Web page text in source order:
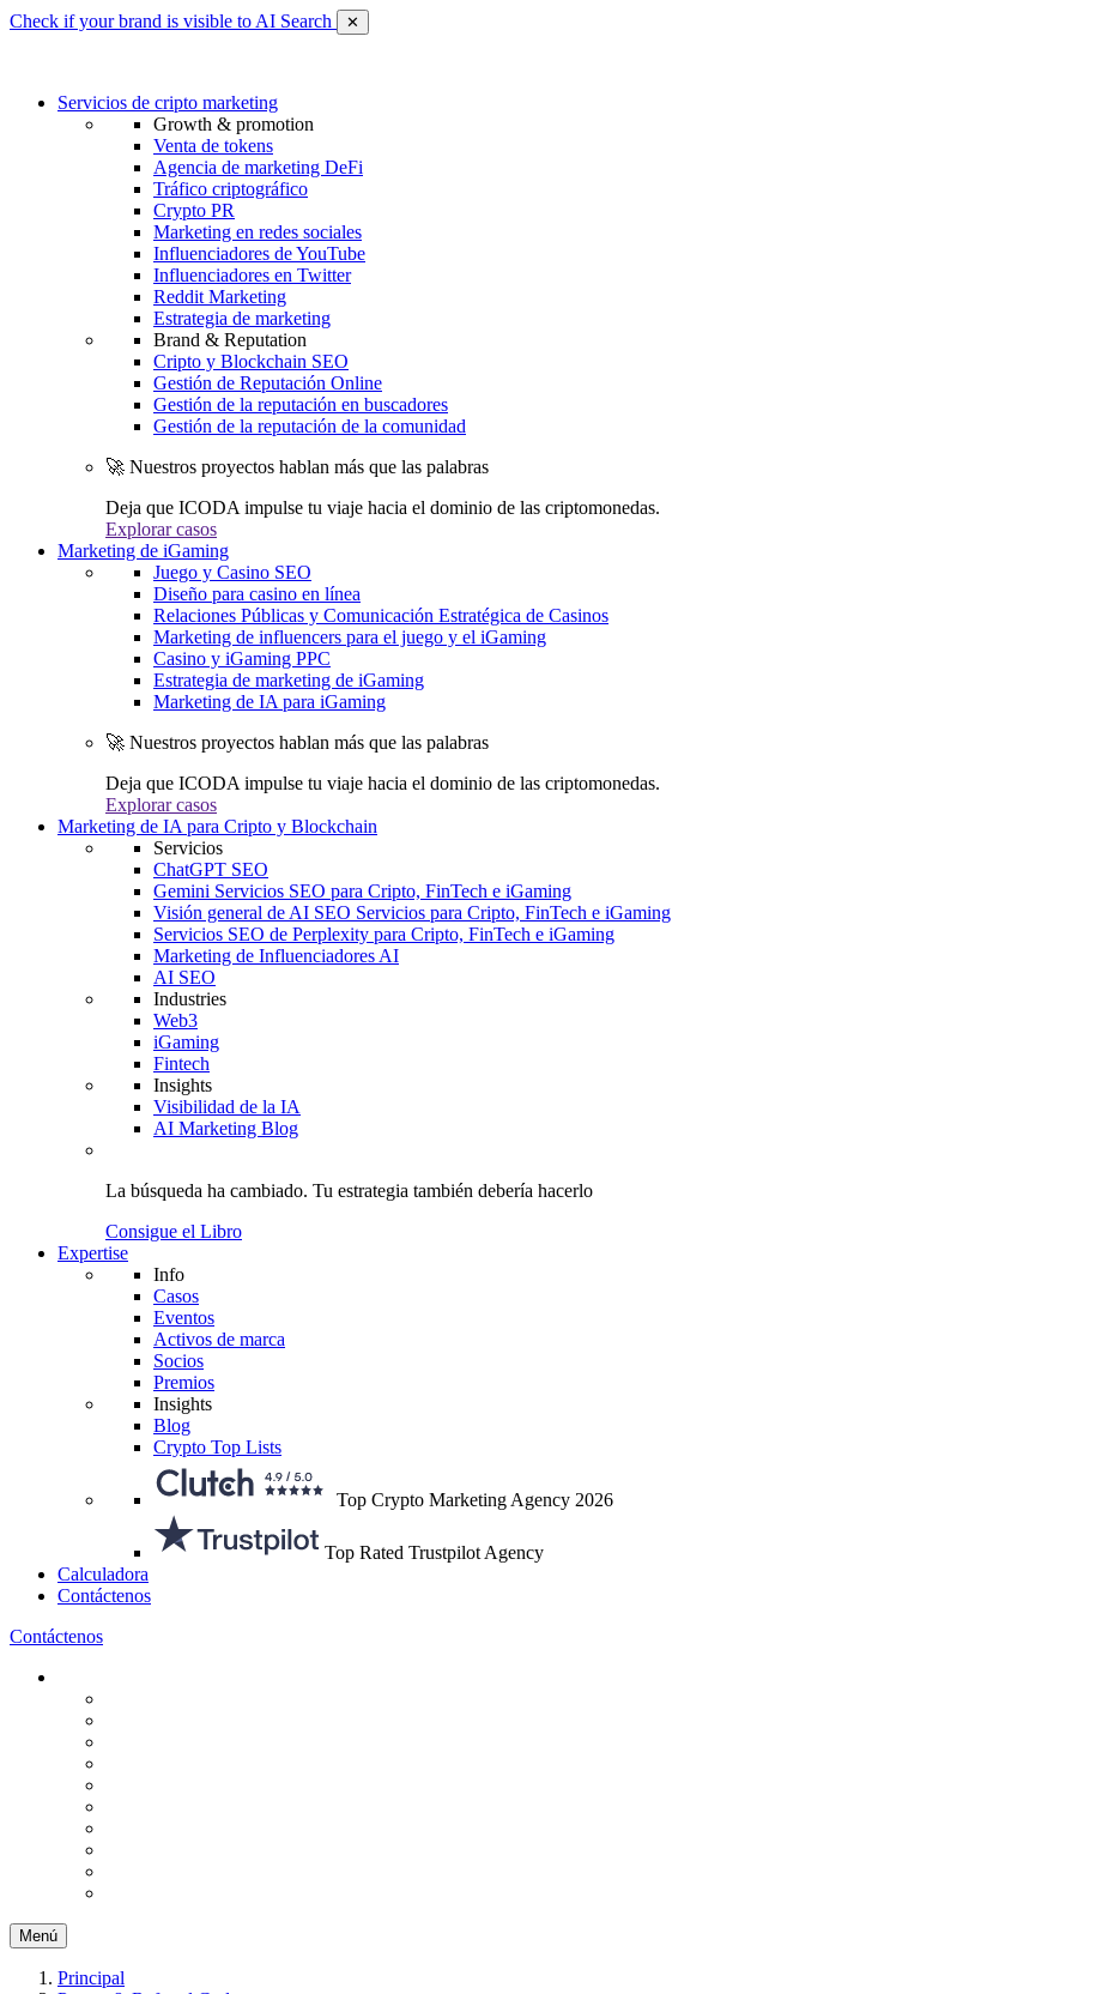
Check if your brand is visible to AI Search ✕
Servicios de cripto marketing
Growth & promotion
Venta de tokens
Agencia de marketing DeFi
Tráfico criptográfico
Crypto PR
Marketing en redes sociales
Influenciadores de YouTube
Influenciadores en Twitter
Reddit Marketing
Estrategia de marketing
Brand & Reputation
Cripto y Blockchain SEO
Gestión de Reputación Online
Gestión de la reputación en buscadores
Gestión de la reputación de la comunidad
🚀 Nuestros proyectos hablan más que las palabras
Deja que ICODA impulse tu viaje hacia el dominio de las criptomonedas.
Explorar casos
Marketing de iGaming
Juego y Casino SEO
Diseño para casino en línea
Relaciones Públicas y Comunicación Estratégica de Casinos
Marketing de influencers para el juego y el iGaming
Casino y iGaming PPC
Estrategia de marketing de iGaming
Marketing de IA para iGaming
🚀 Nuestros proyectos hablan más que las palabras
Deja que ICODA impulse tu viaje hacia el dominio de las criptomonedas.
Explorar casos
Marketing de IA para Cripto y Blockchain
Servicios
ChatGPT SEO
Gemini Servicios SEO para Cripto, FinTech e iGaming
Visión general de AI SEO Servicios para Cripto, FinTech e iGaming
Servicios SEO de Perplexity para Cripto, FinTech e iGaming
Marketing de Influenciadores AI
AI SEO
Industries
Web3
iGaming
Fintech
Insights
Visibilidad de la IA
AI Marketing Blog
La búsqueda ha cambiado. Tu estrategia también debería hacerlo
Consigue el Libro
Expertise
Info
Casos
Eventos
Activos de marca
Socios
Premios
Insights
Blog
Crypto Top Lists
Top Crypto Marketing Agency 2026
Top Rated Trustpilot Agency
Calculadora
Contáctenos
Contáctenos
Menú
Principal